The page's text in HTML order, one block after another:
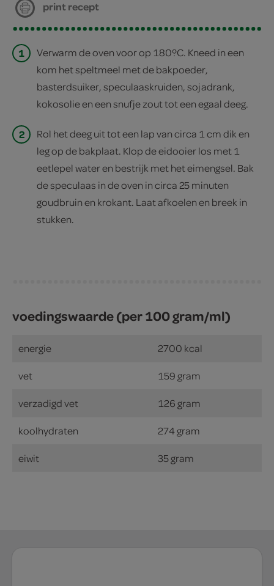
print recept
1
Verwarm de oven voor op 180ºC. Kneed in een
kom het speltmeel met de bakpoeder,
basterdsuiker, speculaaskruiden, sojadrank,
kokosolie en een snufje zout tot een egaal deeg.
2
Rol het deeg uit tot een lap van circa 1 cm dik en
leg op de bakplaat. Klop de eidooier los met 1
eetlepel water en bestrijk met het eimengsel. Bak
de speculaas in de oven in circa 25 minuten
goudbruin en krokant. Laat afkoelen en breek in
stukken.
voedingswaarde (per 100 gram/ml)
energie 2700 kcal
vet 159 gram
verzadigd vet 126 gram
koolhydraten 274 gram
eiwit 35 gram